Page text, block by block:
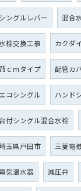
シングルレバー 混合
栓交換工事 カクダイ
75ｃｍタイプ 配管カ
コシングル ハンド
付シングル混合水栓
玉県戸田市 三菱電
電気温水器 減圧弁